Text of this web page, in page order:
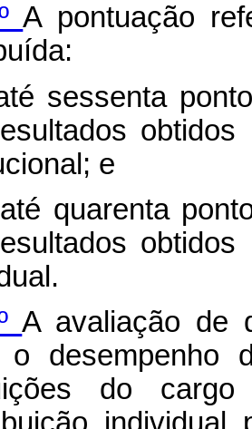
A pontuação
sessenta
e
quarenta
A avaliação de
o desempenho
do